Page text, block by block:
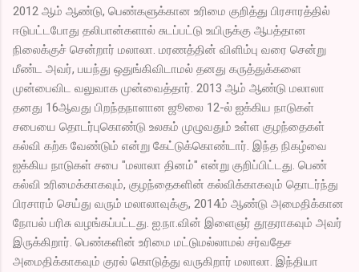
2012 ஆம் ஆண்டு, பெண்களுக்கான உரிமை குறித்து பிரசாரத்தில்
ஈடுபட்டபோது தலிபான்களால் சுடப்பட்டு உயிருக்கு ஆபத்தான
நிலைக்குச் சென்றார் மலாலா. மரணத்தின் விளிம்பு வரை சென்று
மீண்ட அவர், பயந்து ஒதுங்கிவிடாமல் தனது கருத்துக்களை
முன்பைவிட வலுவாக முன்வைத்தார். 2013 ஆம் ஆண்டு மலாலா
தனது 16ஆவது பிறந்தநாளான ஜூலை 12-ல் ஐக்கிய நாடுகள்
சபையை தொடர்புகொண்டு உலகம் முழுவதும் உள்ள குழந்தைகள்
கல்வி கற்க வேண்டும் என்று கேட்டுக்கொண்டார். இந்த நிகழ்வை
ஐக்கிய நாடுகள் சபை "மலாலா தினம்" என்று குறிப்பிட்டது. பெண்
கல்வி உரிமைக்காகவும், குழந்தைகளின் கல்விக்காகவும் தொடர்ந்து
பிரசாரம் செய்து வரும் மலாலாவுக்கு, 2014ம் ஆண்டு அமைதிக்கான
நோபல் பரிசு வழங்கப்பட்டது. ஐ.நா.வின் இளைஞர் தூதராகவும் அவர்
இருக்கிறார். பெண்களின் உரிமை மட்டுமல்லாமல் சர்வதேச
அமைதிக்காகவும் குரல் கொடுத்து வருகிறார் மலாலா. இந்தியா